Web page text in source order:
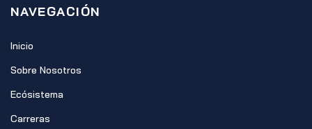
NAVEGACIÓN
Inicio
Sobre Nosotros
Ecósistema
Carreras